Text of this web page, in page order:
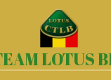
LOTUS